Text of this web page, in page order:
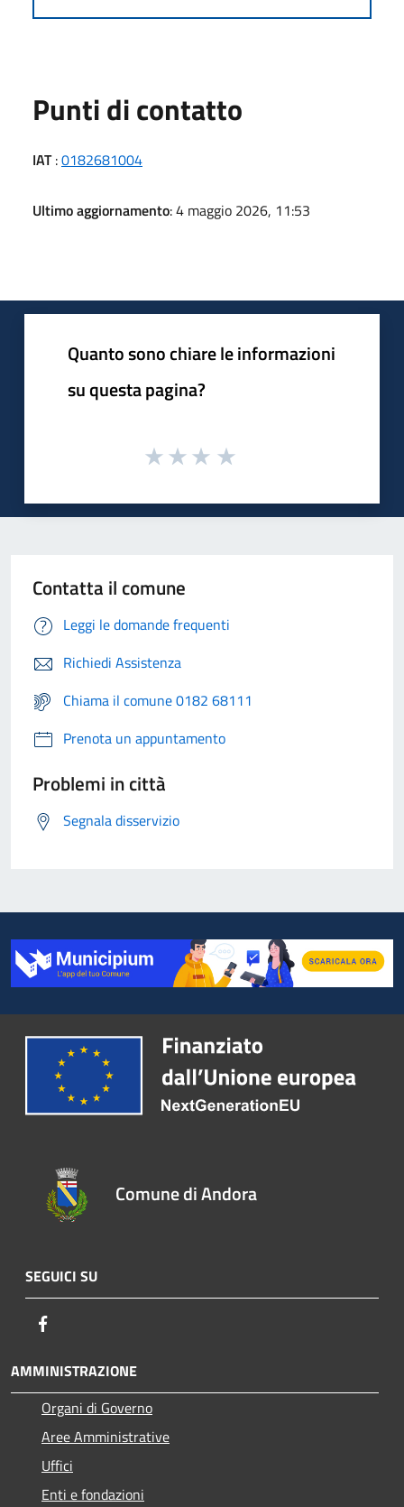
Punti di contatto
IAT:0182681004
Ultimo aggiornamento: 4 maggio 2026, 11:53
Quanto sono chiare le informazioni
su questa pagina?
Contatta il comune
Leggi le domande frequenti
Richiedi Assistenza
Chiama il comune 0182 68111
Prenota un appuntamento
Problemi in città
Segnala disservizio
Comune di Andora
SEGUICI SU
AMMINISTRAZIONE
Organi di Governo
Aree Amministrative
Uffici
Enti e fondazioni